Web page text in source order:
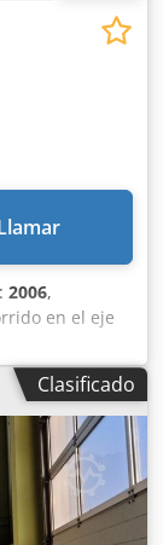
2006,
en el eje
en el
Superficie de
mesa: 3,0 t
del
100 / 60 / 60
S6): 35 / 25
la máquina:
6,2 x 3,3 m
Clasificado